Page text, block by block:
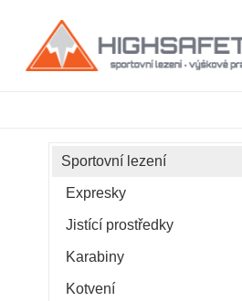
Sportovní lezení
Expresky
Jistící prostředky
Karabiny
Kotvení